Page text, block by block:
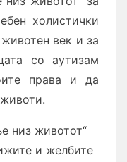
холистички
век и за
со аутизам
права и да
низ животот“
и желбите